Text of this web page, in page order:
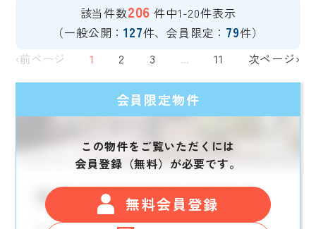
該当件数206 件中1-20件表示
（一般公開：127件、会員限定： 79件）
‹前ページ
1 2 3 ... 11 次ページ›
会員限定物件
この物件をご覧いただくには
会員登録（無料）が必要です。
無料会員登録